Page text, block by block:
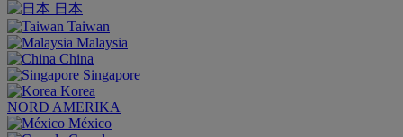
日本
Taiwan
Malaysia
China
Singapore
Korea
NORD AMERIKA
México